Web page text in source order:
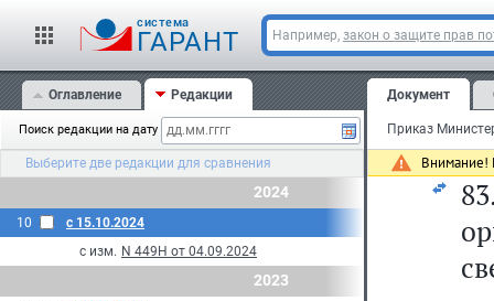
cистема
ГАРАНТ Например, закон о защите прав
Оглавление Редакции
Поиск редакции на дату
Выберите две редакции для сравнения
2024
10
с 15.10.2024
с изм. N 449Н от 04.09.2024
2023
Документ
Внимание!